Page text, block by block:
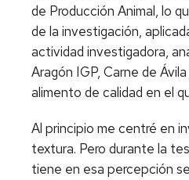
de Producción Animal, lo
de la investigación,
actividad investigadora,
Aragón IGP, Carne de
alimento de calidad en el
Al principio me centré en
textura. Pero durante la
tiene en esa percepción